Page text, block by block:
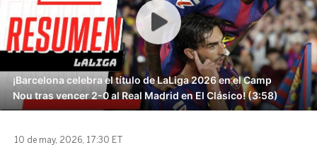
¡Barcelona celebra el título de LaLiga 2026 en el Camp
Nou tras vencer 2-0 al Real Madrid en El Clásico! (3:58)
10 de may, 2026, 17:30 ET